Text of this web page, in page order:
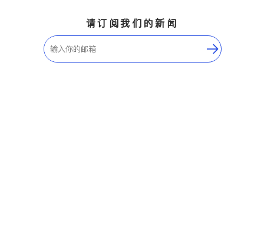
请订阅我们的新闻